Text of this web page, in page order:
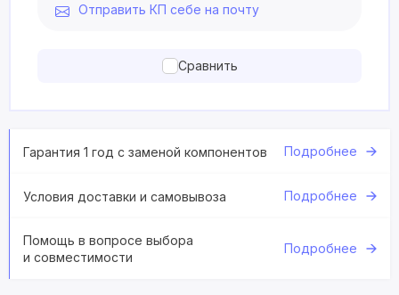
Отправить КП себе на почту
Сравнить
Гарантия 1 год с заменой компонентов Подробнее
Условия доставки и самовывоза Подробнее
Помощь в вопросе выбора
и совместимости
Подробнее